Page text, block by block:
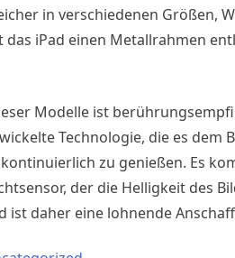
in verschiedenen Größen,
iPad einen Metallrahmen
Modelle ist
Technologie, die es
zu genießen. Es
der die Helligkeit des
ist daher eine lohnende